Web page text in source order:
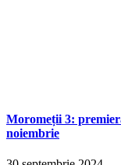
Moromeții 3:
noiembrie